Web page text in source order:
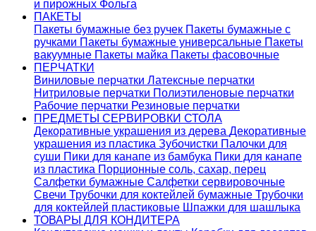
и пирожных Фольга
ПАКЕТЫ
Пакеты бумажные без ручек Пакеты бумажные с
ручками Пакеты бумажные универсальные Пакеты
вакуумные Пакеты майка Пакеты фасовочные
ПЕРЧАТКИ
Виниловые перчатки Латексные перчатки
Нитриловые перчатки Полиэтиленовые перчатки
Рабочие перчатки Резиновые перчатки
ПРЕДМЕТЫ СЕРВИРОВКИ СТОЛА
Декоративные украшения из дерева Декоративные
украшения из пластика Зубочистки Палочки для
суши Пики для канапе из бамбука Пики для канапе
из пластика Порционные соль, сахар, перец
Салфетки бумажные Салфетки сервировочные
Свечи Трубочки для коктейлей бумажные Трубочки
для коктейлей пластиковые Шпажки для шашлыка
ТОВАРЫ ДЛЯ КОНДИТЕРА